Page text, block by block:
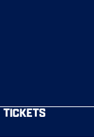
TICKETS